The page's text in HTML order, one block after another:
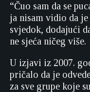
“Čuo sam da se
ja nisam vidio da
svjedok, dodajući
ne sjeća ničeg više.
U izjavi iz 2007.
pričalo da je
za sve grupe koje